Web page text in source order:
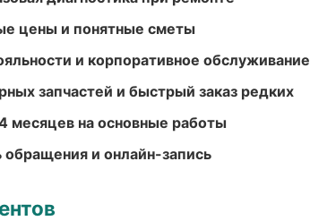
цены и понятные сметы
и корпоративное обслуживание
запчастей и быстрый заказ редких
месяцев на основные работы
обращения и онлайн-запись